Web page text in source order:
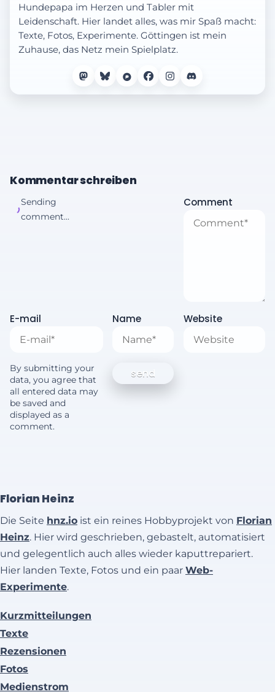
Hundepapa im Herzen und Tabler mit
Leidenschaft. Hier landet alles, was mir Spaß macht:
Texte, Fotos, Experimente. Göttingen ist mein
Zuhause, das Netz mein Spielplatz.
Kommentar schreiben
Sending
comment...
Comment
E-mail Name Website
By submitting your
data, you agree that
all entered data may
be saved and
displayed as a
comment.
Florian Heinz
Die Seite hnz.io ist ein reines Hobbyprojekt von Florian
Heinz. Hier wird geschrieben, gebastelt, automatisiert
und gelegentlich auch alles wieder kaputtrepariert.
Hier landen Texte, Fotos und ein paar Web-
Experimente.
Kurzmitteilungen
Texte
Rezensionen
Fotos
Medienstrom